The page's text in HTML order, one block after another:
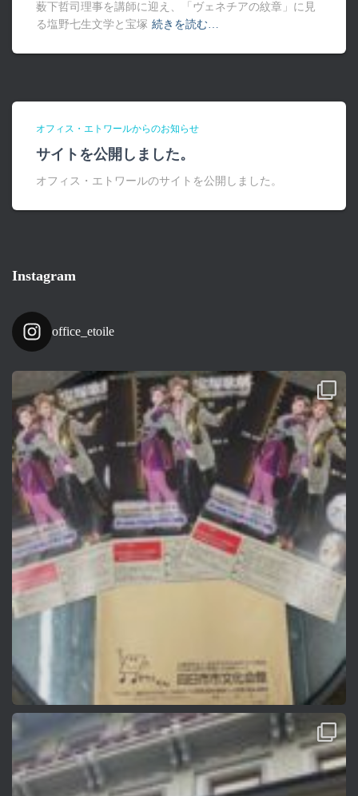
薮下哲司理事を講師に迎え、「ヴェネチアの紋章」に見
る塩野七生文学と宝塚 続きを読む…
オフィス・エトワールからのお知らせ
サイトを公開しました。
オフィス・エトワールのサイトを公開しました。
Instagram
office_etoile